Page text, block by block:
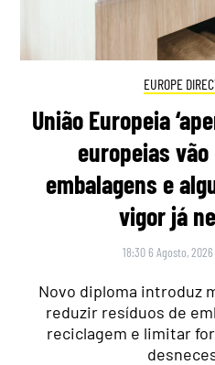
EUROPE
União Europeia
europeias
embalagens e
vigor já
18:30 6 Agosto, 2026
Novo diploma introduz
reduzir resíduos de
reciclagem e limitar